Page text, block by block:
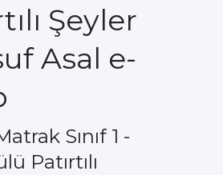
Şeyler
Asal e-
Sınıf 1 -
Patırtılı